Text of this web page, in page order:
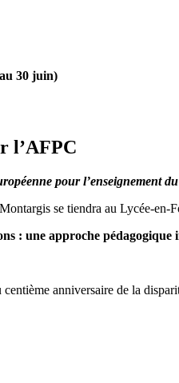
30 juin)
l’AFPC
pour l’enseignement
se tiendra au Lycée-
: une approche pédagogique
anniversaire de la